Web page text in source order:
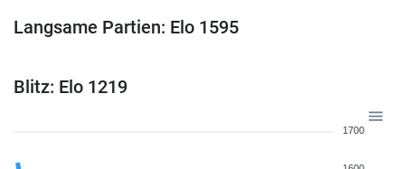
Langsame Partien: Elo 1595
Blitz: Elo 1219
1700